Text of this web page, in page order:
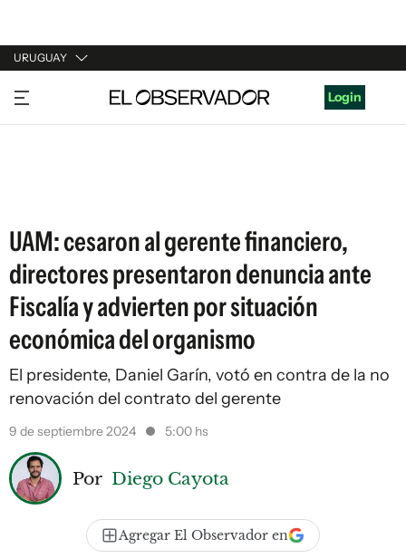
URUGUAY
URUGUAY
ARGENTINA
Login
UAM: cesaron al gerente financiero,
directores presentaron denuncia ante
Fiscalía y advierten por situación
económica del organismo
El presidente, Daniel Garín, votó en contra de la no
renovación del contrato del gerente
9 de septiembre 2024 5:00 hs
Por Diego Cayota
Agregar El Observador en